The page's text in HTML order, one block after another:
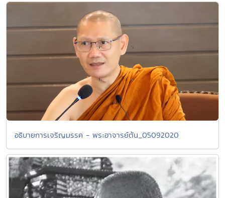
อธิบายการเจริญมรรค - พระอาจารย์ต้น_05092020